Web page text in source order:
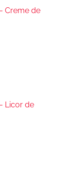
Creme de
Licor de